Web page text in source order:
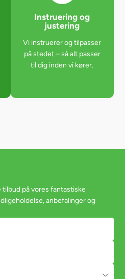
Instruering og
justering
Vi instruerer og tilpasser
på stedet – så alt passer
til dig inden vi kører.
på vores fantastiske
anbefalinger og